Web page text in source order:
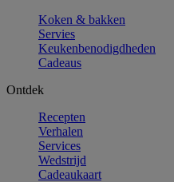
Koken & bakken
Servies
Keukenbenodigdheden
Cadeaus
Ontdek
Recepten
Verhalen
Services
Wedstrijd
Cadeaukaart